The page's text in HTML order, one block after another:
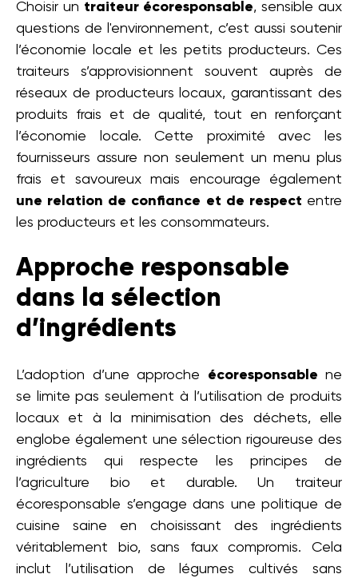
Choisir un traiteur écoresponsable, sensible aux
questions de l'environnement, c’est aussi soutenir
l’économie locale et les petits producteurs. Ces
traiteurs s’approvisionnent souvent auprès de
réseaux de producteurs locaux, garantissant des
produits frais et de qualité, tout en renforçant
l’économie locale. Cette proximité avec les
fournisseurs assure non seulement un menu plus
frais et savoureux mais encourage également
une relation de confiance et de respect entre
les producteurs et les consommateurs.
Approche responsable
dans la sélection
d’ingrédients
L’adoption d’une approche écoresponsable ne
se limite pas seulement à l’utilisation de produits
locaux et à la minimisation des déchets, elle
englobe également une sélection rigoureuse des
ingrédients qui respecte les principes de
l’agriculture bio et durable. Un traiteur
écoresponsable s’engage dans une politique de
cuisine saine en choisissant des ingrédients
véritablement bio, sans faux compromis. Cela
inclut l’utilisation de légumes cultivés sans